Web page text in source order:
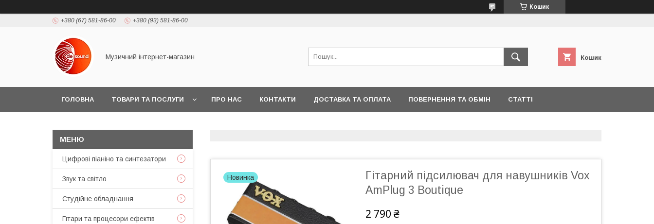
Кошик
+380 (67) 581-86-00 +380 (93) 581-86-00
Музичний інтернет-магазин Кошик
ГОЛОВНА ТОВАРИ ТА ПОСЛУГИ ПРО НАС КОНТАКТИ ДОСТАВКА ТА ОПЛАТА ПОВЕРНЕННЯ ТА ОБМІН СТАТТІ
Новинка
Гітарний підсилювач для навушників Vox
AmPlug 3 Boutique
2 790 ₴
Цифрові піаніно та синтезатори
Звук та світло
Студійне обладнання
Гітари та процесори ефектів